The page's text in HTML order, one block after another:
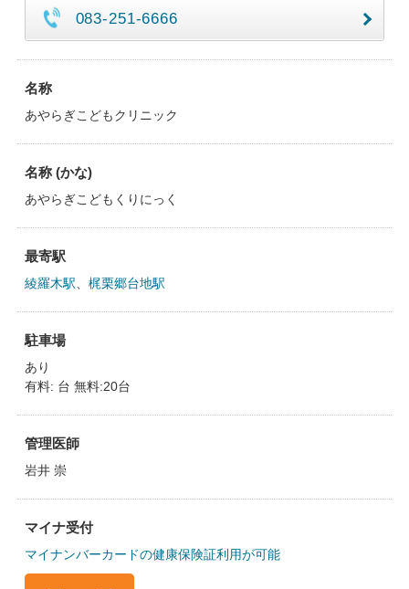
083-251-6666
名称
あやらぎこどもクリニック
名称 (かな)
あやらぎこどもくりにっく
最寄駅
綾羅木駅 梶栗郷台地駅
駐車場
あり
有料: 台 無料:20台
管理医師
岩井 崇
マイナ受付
マイナンバーカードの健康保険証利用が可能